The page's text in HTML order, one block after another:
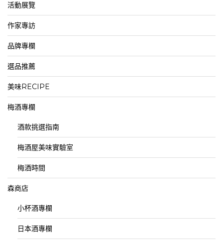
活動展覽
作家專訪
品牌專欄
選品推薦
美味RECIPE
梅酒專欄
酒款挑選指南
梅酒屋美味實驗室
梅酒時間
森商店
小杯酒專欄
日本酒專欄